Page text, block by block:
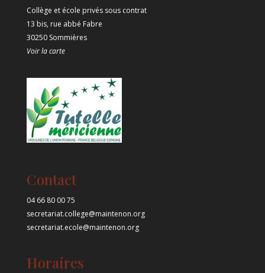
Collège et école privés sous contrat
13 bis, rue abbé Fabre
30250 Sommières
Voir la carte
Contact
04 66 80 00 75
secretariat.college@maintenon.org
secretariat.ecole@maintenon.org
Horaires